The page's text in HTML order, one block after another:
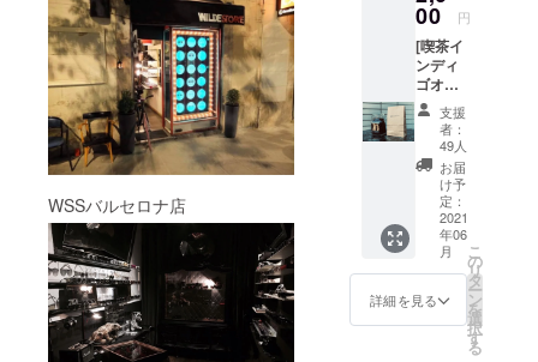
WSSバルセロナ店
感謝の
メール
を書か
せて頂
きま
す。
*¥2,000
以上で
任意の
支援額
を指定
された
い場合
は、上
乗せ金
額を設
00 円
[喫茶イ
ンディ
ゴオリ
ジナル
ブレン
ド100g]
大阪は
大正区
にある
深煎り
珈琲専
店、”井
尻珈琲
焙煎
支援
者：
49人
お届
け予
定：
2021
年06
月
詳細を見る
こ
の
リ
タ
ー
ン
を
選
択
す
る